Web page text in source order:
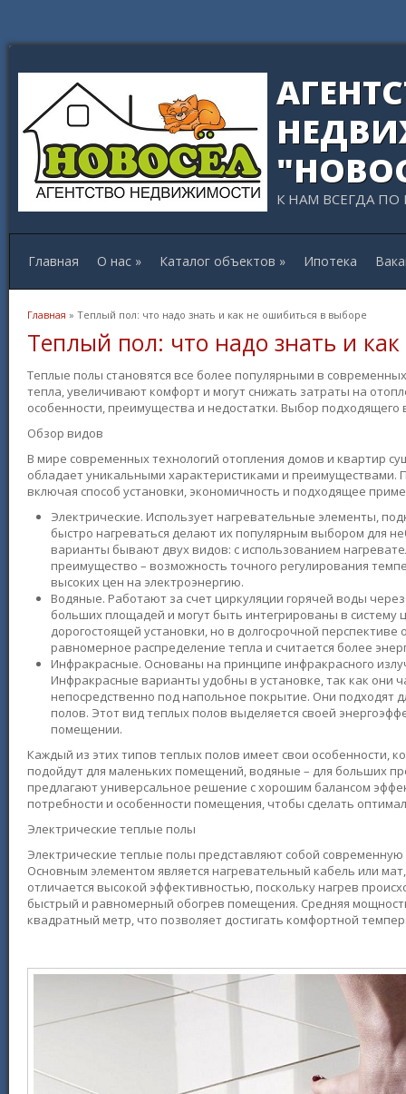
К НАМ ВСЕГДА ПО
Главная О нас » Каталог объектов » Ипотека
Вы здесь
Главная » Теплый пол: что надо знать и как не ошибиться в выборе
Теплый пол: что надо знать и
Теплые полы становятся все более популярными в
тепла, увеличивают комфорт и могут снижать затраты на
особенности, преимущества и недостатки. Выбор
Обзор видов
В мире современных технологий отопления домов и квартир
обладает уникальными характеристиками и
включая способ установки, экономичность и подходящее
Электрические. Использует нагревательные элементы,
быстро нагреваться делают их популярным выбором для
варианты бывают двух видов: с использованием
преимущество – возможность точного регулирования
высоких цен на электроэнергию.
Водяные. Работают за счет циркуляции горячей воды
больших площадей и могут быть интегрированы в
дорогостоящей установки, но в долгосрочной
равномерное распределение тепла и считается более
Инфракрасные. Основаны на принципе инфракрасного
Инфракрасные варианты удобны в установке, так как они
непосредственно под напольное покрытие. Они
полов. Этот вид теплых полов выделяется своей
помещении.
Каждый из этих типов теплых полов имеет свои особенности,
подойдут для маленьких помещений, водяные – для больших
предлагают универсальное решение с хорошим балансом
потребности и особенности помещения, чтобы сделать
Электрические теплые полы
Электрические теплые полы представляют собой
Основным элементом является нагревательный кабель или
отличается высокой эффективностью, поскольку нагрев
быстрый и равномерный обогрев помещения. Средняя
квадратный метр, что позволяет достигать комфортной